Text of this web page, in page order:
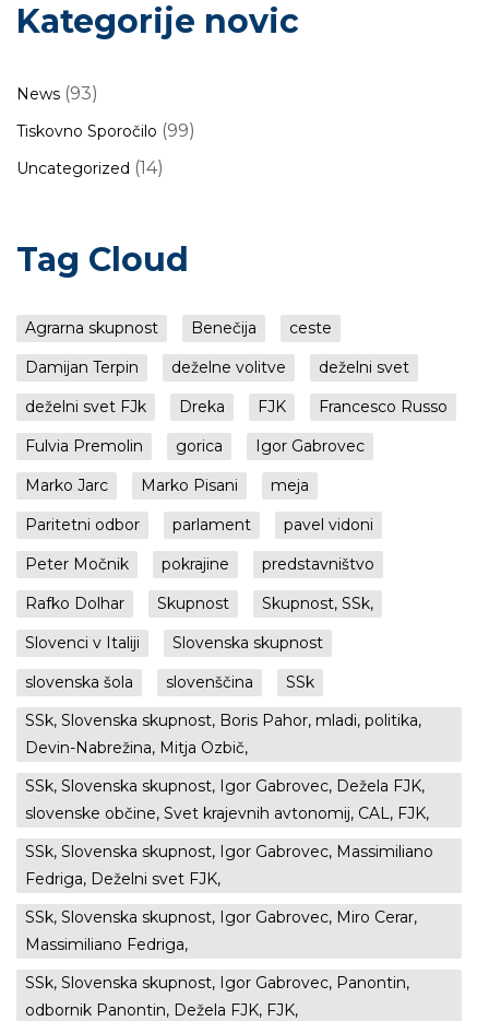
Kategorije novic
News (93)
Tiskovno Sporočilo (99)
Uncategorized (14)
Tag Cloud
Agrarna skupnost Benečija
ceste
Damijan Terpin
deželne volitve
deželni svet
deželni svet FJk
Dreka FJK
Francesco Russo
Fulvia Premolin
gorica
Igor Gabrovec
Marko Jarc
Marko Pisani
meja
Paritetni odbor
parlament
pavel vidoni
Peter Močnik
pokrajine
predstavništvo
Rafko Dolhar
Skupnost
Skupnost, SSk,
Slovenci v Italiji
Slovenska skupnost
slovenska šola
slovenščina
SSk
SSk, Slovenska skupnost, Boris Pahor, mladi, politika,
Devin-Nabrežina, Mitja Ozbič,
SSk, Slovenska skupnost, Igor Gabrovec, Dežela FJK,
slovenske občine, Svet krajevnih avtonomij, CAL, FJK,
SSk, Slovenska skupnost, Igor Gabrovec, Massimiliano
Fedriga, Deželni svet FJK,
SSk, Slovenska skupnost, Igor Gabrovec, Miro Cerar,
Massimiliano Fedriga,
SSk, Slovenska skupnost, Igor Gabrovec, Panontin,
odbornik Panontin, Dežela FJK, FJK,